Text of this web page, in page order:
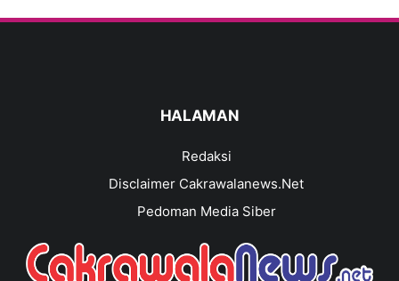
HALAMAN
Redaksi
Disclaimer Cakrawalanews.Net
Pedoman Media Siber